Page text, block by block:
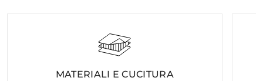
MATERIALI E CUCITURA